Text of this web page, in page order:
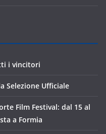
i vincitori
Selezione Ufficiale
Film Festival: dal 15 al
a Formia